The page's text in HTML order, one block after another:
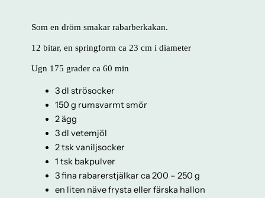
Som en dröm smakar rabarberkakan.
12 bitar, en springform ca 23 cm i diameter
Ugn 175 grader ca 60 min
3 dl strösocker
150 g rumsvarmt smör
2 ägg
3 dl vetemjöl
2 tsk vaniljsocker
1 tsk bakpulver
3 fina rabarerstjälkar ca 200 – 250 g
en liten näve frysta eller färska hallon